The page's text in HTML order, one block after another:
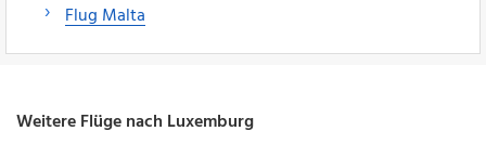
Flug Malta
Weitere Flüge nach Luxemburg